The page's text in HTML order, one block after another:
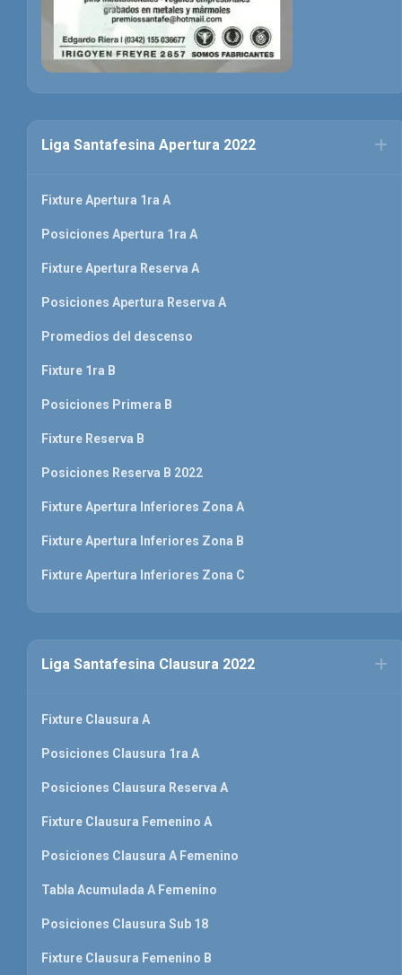
Liga Santafesina Apertura 2022
Fixture Apertura 1ra A
Posiciones Apertura 1ra A
Fixture Apertura Reserva A
Posiciones Apertura Reserva A
Promedios del descenso
Fixture 1ra B
Posiciones Primera B
Fixture Reserva B
Posiciones Reserva B 2022
Fixture Apertura Inferiores Zona A
Fixture Apertura Inferiores Zona B
Fixture Apertura Inferiores Zona C
Liga Santafesina Clausura 2022
Fixture Clausura A
Posiciones Clausura 1ra A
Posiciones Clausura Reserva A
Fixture Clausura Femenino A
Posiciones Clausura A Femenino
Tabla Acumulada A Femenino
Posiciones Clausura Sub 18
Fixture Clausura Femenino B